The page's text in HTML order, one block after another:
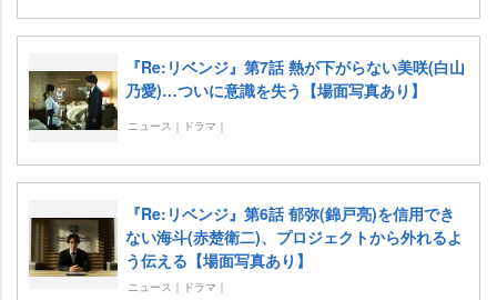
『Re:リベンジ』第7話 熱が下がらない美咲(白山
乃愛)…ついに意識を失う【場面写真あり】
ニュース｜ドラマ｜
『Re:リベンジ』第6話 郁弥(錦戸亮)を信用でき
ない海斗(赤楚衛二)、プロジェクトから外れるよ
う伝える【場面写真あり】
ニュース｜ドラマ｜